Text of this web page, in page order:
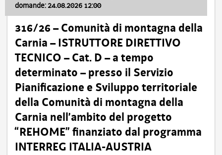
domande: 24.08.2026 12:00
316/26 – Comunità di montagna della
Carnia – ISTRUTTORE DIRETTIVO
TECNICO – Cat. D – a tempo
determinato – presso il Servizio
Pianificazione e Sviluppo territoriale
della Comunità di montagna della
Carnia nell’ambito del progetto
“REHOME” finanziato dal programma
INTERREG ITALIA-AUSTRIA